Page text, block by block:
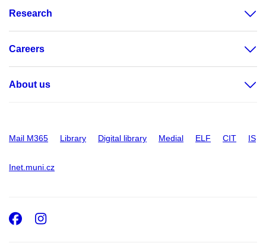
Research
Careers
About us
Mail M365 Library Digital library Medial ELF CIT IS
Inet.muni.cz
Facebook
Instagram